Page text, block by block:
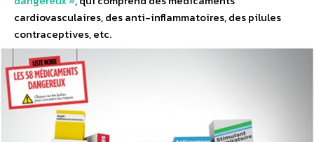
cardiovasculaires, des anti-inflammatoires, des pilules
contraceptives, etc.